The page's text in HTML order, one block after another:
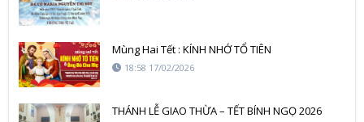
Mùng Hai Tết : KÍNH NHỚ TỔ TIÊN
18:58 17/02/2026
THÁNH LỄ GIAO THỪA – TẾT BÍNH NGỌ 2026